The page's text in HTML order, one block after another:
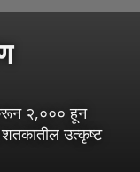
करून २,००० हून
उत्कृष्ट